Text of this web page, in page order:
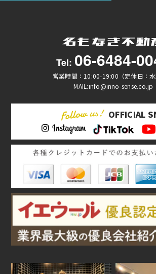
Tel: 06-6484-
営業時間：10:00-19:00（定休日：水
MAIL:info@inno-sense.co.jp
OFFICIAL